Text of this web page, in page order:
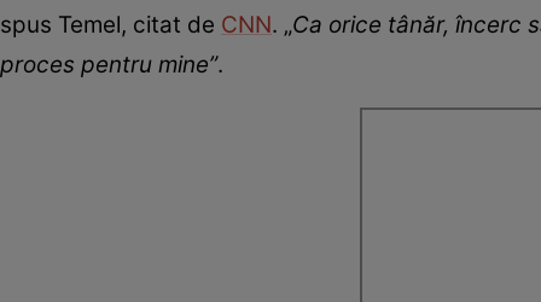
spus Temel, citat de CNN. „Ca orice tânăr, încerc
proces pentru mine”.